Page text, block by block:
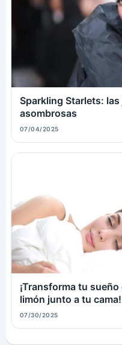
Sparkling Starlets:
asombrosas
07/04/2025
¡Transforma tu
limón junto a tu cama!
07/30/2025